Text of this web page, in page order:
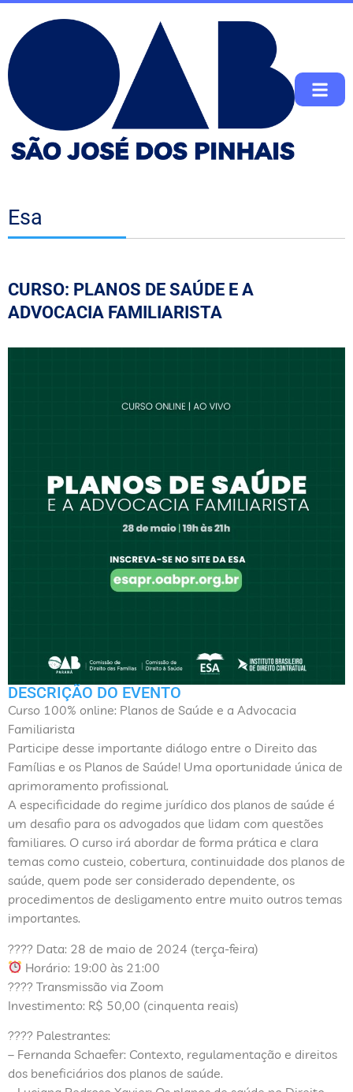
Esa
CURSO: PLANOS DE SAÚDE E A
ADVOCACIA FAMILIARISTA
DESCRIÇÃO DO EVENTO
Curso 100% online: Planos de Saúde e a Advocacia
Familiarista
Participe desse importante diálogo entre o Direito das
Famílias e os Planos de Saúde! Uma oportunidade única de
aprimoramento profissional.
A especificidade do regime jurídico dos planos de saúde é
um desafio para os advogados que lidam com questões
familiares. O curso irá abordar de forma prática e clara
temas como custeio, cobertura, continuidade dos planos de
saúde, quem pode ser considerado dependente, os
procedimentos de desligamento entre muito outros temas
importantes.
???? Data: 28 de maio de 2024 (terça-feira)
Horário: 19:00 às 21:00
???? Transmissão via Zoom
Investimento: R$ 50,00 (cinquenta reais)
???? Palestrantes:
– Fernanda Schaefer: Contexto, regulamentação e direitos
dos beneficiários dos planos de saúde.